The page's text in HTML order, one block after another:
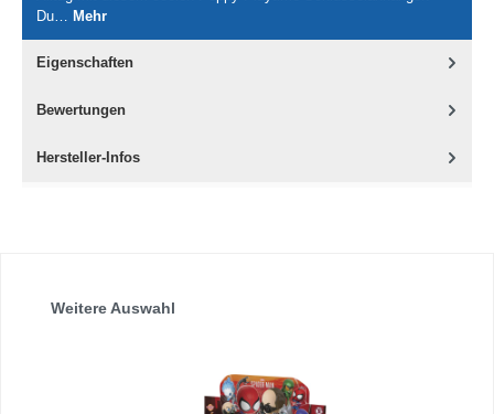
Du…
Mehr
Eigenschaften
Bewertungen
Hersteller-Infos
Produktgalerie überspringen
Weitere Auswahl